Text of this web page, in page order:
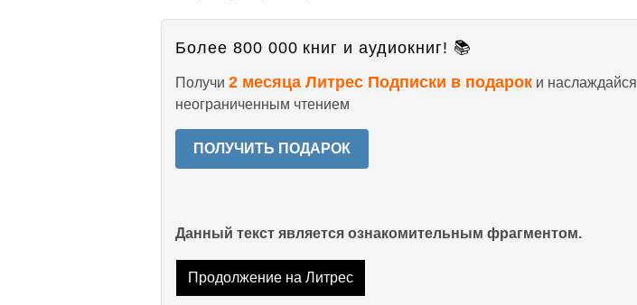
Более 800 000 книг и аудиокниг! 📚
Получи 2 месяца Литрес Подписки в подарок и наслаждайся
неограниченным чтением
ПОЛУЧИТЬ ПОДАРОК
Данный текст является ознакомительным фрагментом.
Продолжение на Литрес